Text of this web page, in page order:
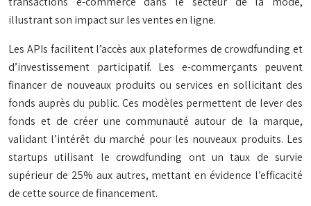
illustrant son impact sur les ventes en ligne.
Les APIs facilitent l’accès aux plateformes de crowdfunding et
d’investissement participatif. Les e-commerçants peuvent
financer de nouveaux produits ou services en sollicitant des
fonds auprès du public. Ces modèles permettent de lever des
fonds et de créer une communauté autour de la marque,
validant l’intérêt du marché pour les nouveaux produits. Les
startups utilisant le crowdfunding ont un taux de survie
supérieur de 25% aux autres, mettant en évidence l’efficacité
de cette source de financement.